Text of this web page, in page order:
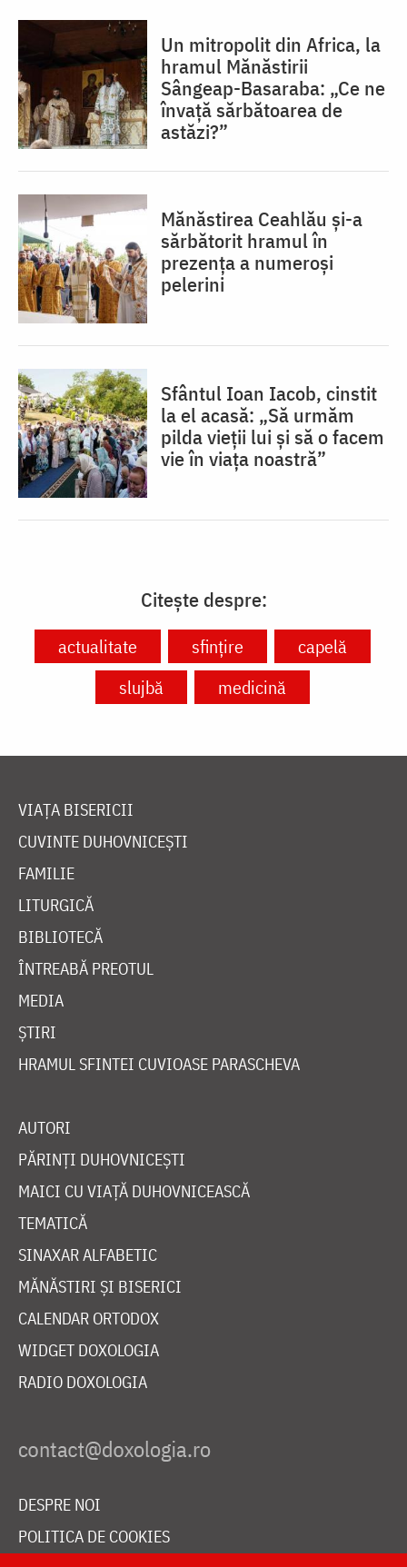
Un mitropolit din Africa, la
hramul Mănăstirii
Sângeap-Basaraba: „Ce ne
învață sărbătoarea de
astăzi?”
Mănăstirea Ceahlău și-a
sărbătorit hramul în
prezența a numeroși
pelerini
Sfântul Ioan Iacob, cinstit
la el acasă: „Să urmăm
pilda vieții lui și să o facem
vie în viața noastră”
Citește despre:
actualitate sfinţire
capelă
slujbă
medicină
VIAȚA BISERICII
CUVINTE DUHOVNICEȘTI
FAMILIE
LITURGICĂ
BIBLIOTECĂ
ÎNTREABĂ PREOTUL
MEDIA
ȘTIRI
HRAMUL SFINTEI CUVIOASE PARASCHEVA
AUTORI
PĂRINȚI DUHOVNICEȘTI
MAICI CU VIAȚĂ DUHOVNICEASCĂ
TEMATICĂ
SINAXAR ALFABETIC
MĂNĂSTIRI ȘI BISERICI
CALENDAR ORTODOX
WIDGET DOXOLOGIA
RADIO DOXOLOGIA
DESPRE NOI
POLITICA DE COOKIES